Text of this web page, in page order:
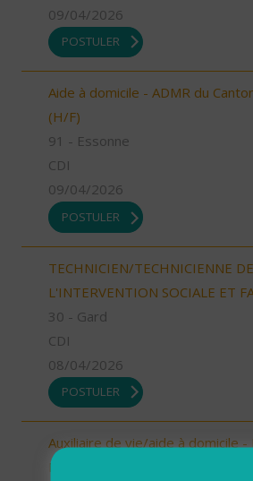
09/04/2026
POSTULER
Aide à domicile - ADMR du
(H/F)
91 - Essonne
CDI
09/04/2026
POSTULER
TECHNICIEN/TECHNICIENNE DE
L'INTERVENTION SOCIALE ET
30 - Gard
CDI
08/04/2026
POSTULER
Auxiliaire de vie/aide à domicile -
Plouzané /Plougonvelin/Le